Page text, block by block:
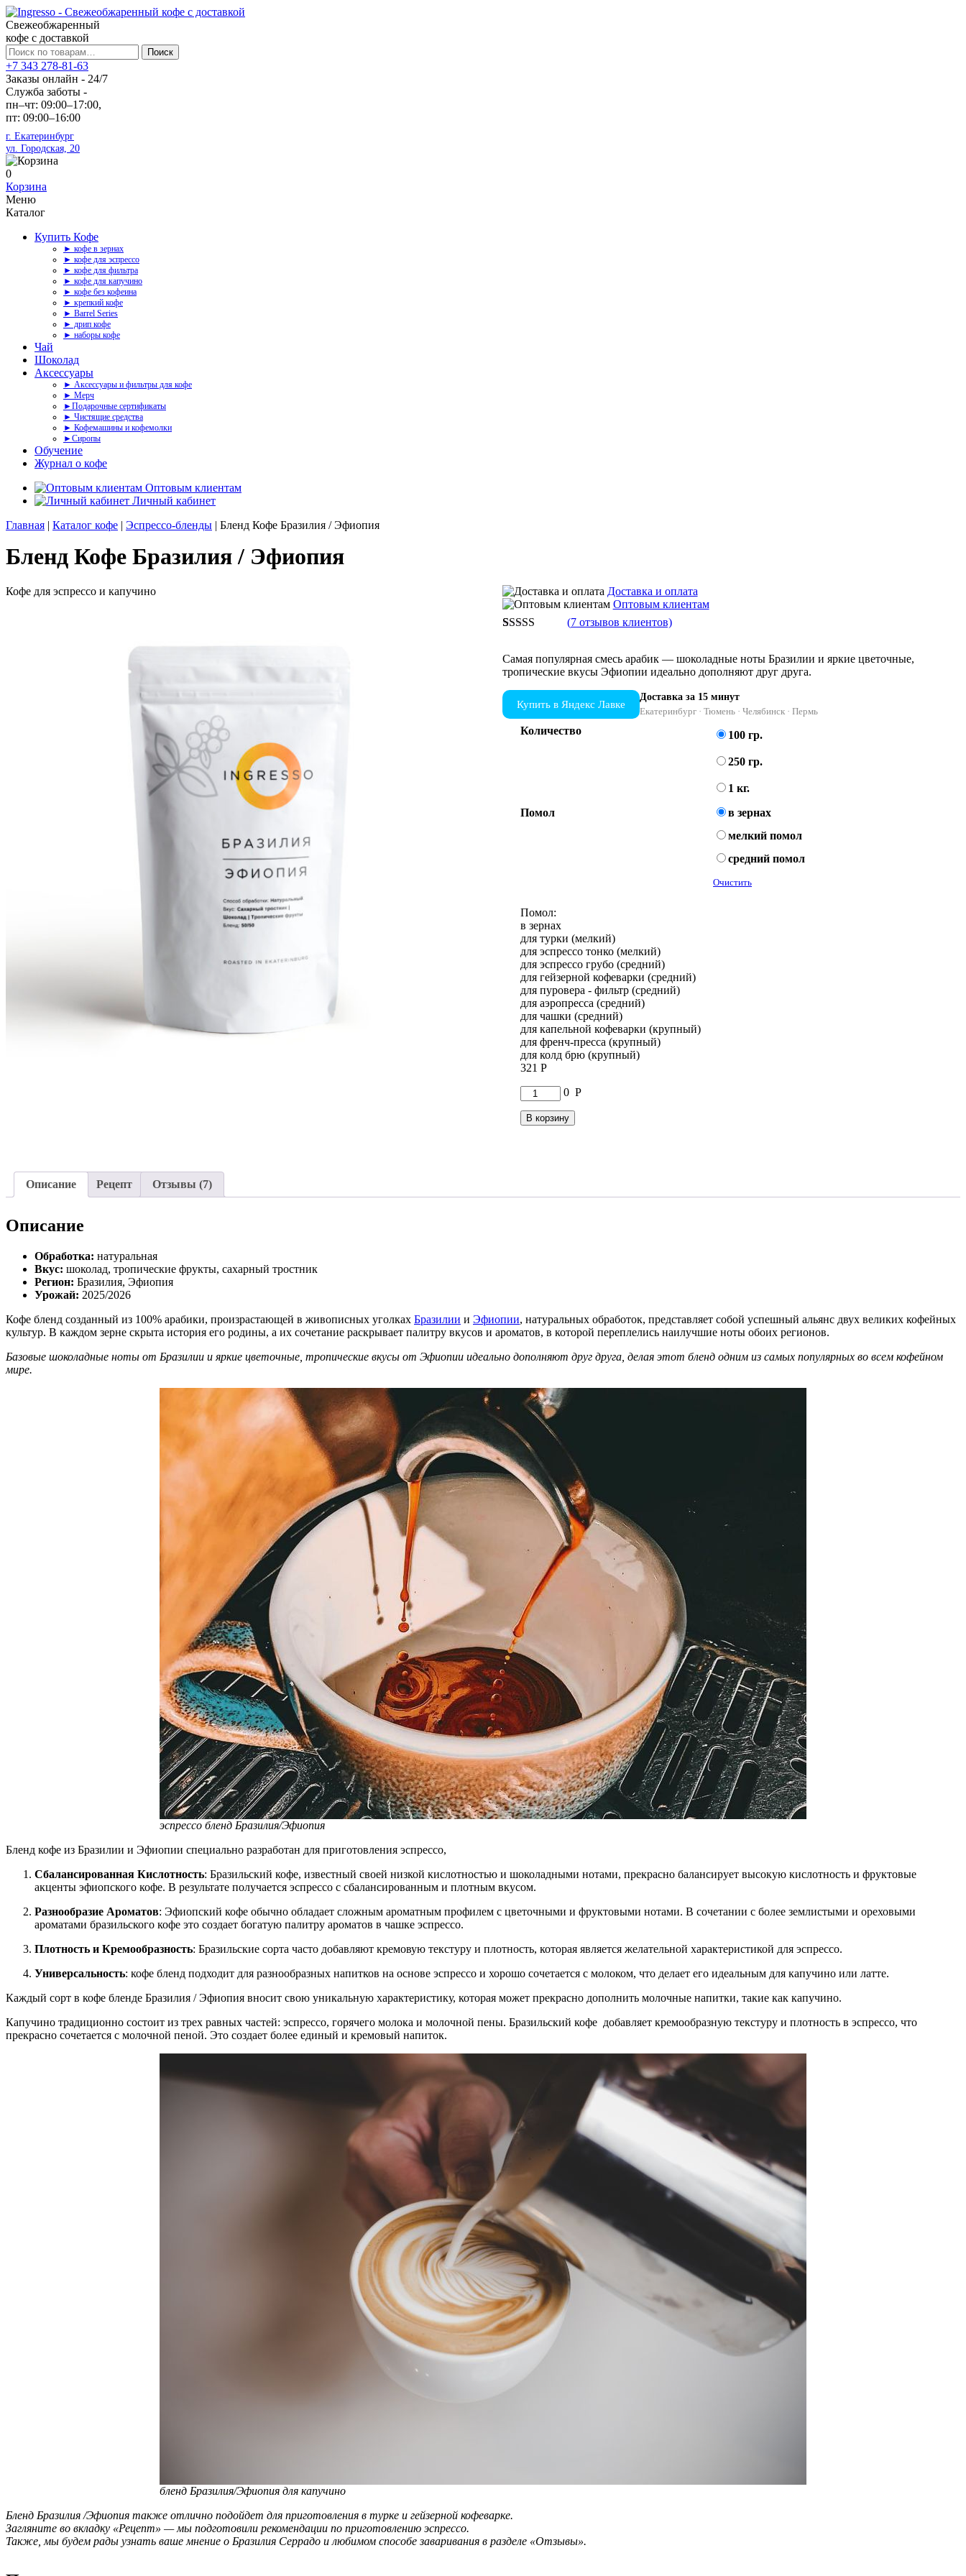
Свежеобжаренный
кофе с доставкой
Искать:
Поиск
+7 343 278-81-63
Заказы онлайн - 24/7
Служба заботы -
пн–чт: 09:00–17:00,
пт: 09:00–16:00
г. Екатеринбург
ул. Городская, 20
0
Корзина
Меню
Каталог
Купить Кофе
► кофе в зернах
► кофе для эспрессо
► кофе для фильтра
► кофе для капучино
► кофе без кофеина
► крепкий кофе
► Barrel Series
► дрип кофе
► наборы кофе
Чай
Шоколад
Аксессуары
► Аксессуары и фильтры для кофе
► Мерч
►Подарочные сертификаты
► Чистящие средства
► Кофемашины и кофемолки
►Сиропы
Обучение
Журнал о кофе
Оптовым клиентам
Личный кабинет
Главная | Каталог кофе | Эспрессо-бленды | Бленд Кофе Бразилия / Эфиопия
Бленд Кофе Бразилия / Эфиопия
Кофе для эспрессо и капучино
Доставка и оплата
Оптовым клиентам
на основе
опроса
(7отзывов клиентов)
Самая популярная смесь арабик — шоколадные ноты Бразилии и яркие цветочные,
тропические вкусы Эфиопии идеально дополняют друг друга.
Купить в Яндекс Лавке
Доставка за 15 минут
Екатеринбург · Тюмень · Челябинск · Пермь
Количество 100 гр.
250 гр.
1 кг.
Помол
в зернах
мелкий помол
средний помол
Очистить
Помол:
в зернах
для турки (мелкий)
для эспрессо тонко (мелкий)
для эспрессо грубо (средний)
для гейзерной кофеварки (средний)
для пуровера - фильтр (средний)
для аэропресса (средний)
для чашки (средний)
для капельной кофеварки (крупный)
для френч-пресса (крупный)
для колд брю (крупный)
321Р
Количество
товара
Бленд
0Р
В корзину
Описание Рецепт Отзывы (7)
Описание
Обработка: натуральная
Вкус: шоколад, тропические фрукты, сахарный тростник
Регион: Бразилия, Эфиопия
Урожай: 2025/2026
Кофе бленд созданный из 100% арабики, произрастающей в живописных уголках Бразилии и Эфиопии, натуральных обработок, представляет собой успешный альянс двух великих кофейных
культур. В каждом зерне скрыта история его родины, а их сочетание раскрывает палитру вкусов и ароматов, в которой переплелись наилучшие ноты обоих регионов.
Базовые шоколадные ноты от Бразилии и яркие цветочные, тропические вкусы от Эфиопии идеально дополняют друг друга, делая этот бленд одним из самых популярных во всем кофейном
мире.
эспрессо бленд Бразилия/Эфиопия
Бленд кофе из Бразилии и Эфиопии специально разработан для приготовления эспрессо,
Сбалансированная Кислотность: Бразильский кофе, известный своей низкой кислотностью и шоколадными нотами, прекрасно балансирует высокую кислотность и фруктовые
акценты эфиопского кофе. В результате получается эспрессо с сбалансированным и плотным вкусом.
Разнообразие Ароматов: Эфиопский кофе обычно обладает сложным ароматным профилем с цветочными и фруктовыми нотами. В сочетании с более землистыми и ореховыми
ароматами бразильского кофе это создает богатую палитру ароматов в чашке эспрессо.
Плотность и Кремообразность: Бразильские сорта часто добавляют кремовую текстуру и плотность, которая является желательной характеристикой для эспрессо.
Универсальность: кофе бленд подходит для разнообразных напитков на основе эспрессо и хорошо сочетается с молоком, что делает его идеальным для капучино или латте.
Каждый сорт в кофе бленде Бразилия / Эфиопия вносит свою уникальную характеристику, которая может прекрасно дополнить молочные напитки, такие как капучино.
Капучино традиционно состоит из трех равных частей: эспрессо, горячего молока и молочной пены. Бразильский кофе добавляет кремообразную текстуру и плотность в эспрессо, что
прекрасно сочетается с молочной пеной. Это создает более единый и кремовый напиток.
бленд Бразилия/Эфиопия для капучино
Бленд Бразилия /Эфиопия также отлично подойдет для приготовления в турке и гейзерной кофеварке.
Загляните во вкладку «Рецепт» — мы подготовили рекомендации по приготовлению эспрессо.
Также, мы будем рады узнать ваше мнение о Бразилия Серрадо и любимом способе заваривания в разделе «Отзывы».